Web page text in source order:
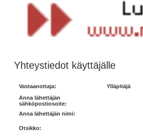
Yhteystiedot käyttäjälle
Vastaanottaja:
Ylläpitäjä
Anna lähettäjän
sähköpostiosoite:
Anna lähettäjän nimi:
Otsikko: